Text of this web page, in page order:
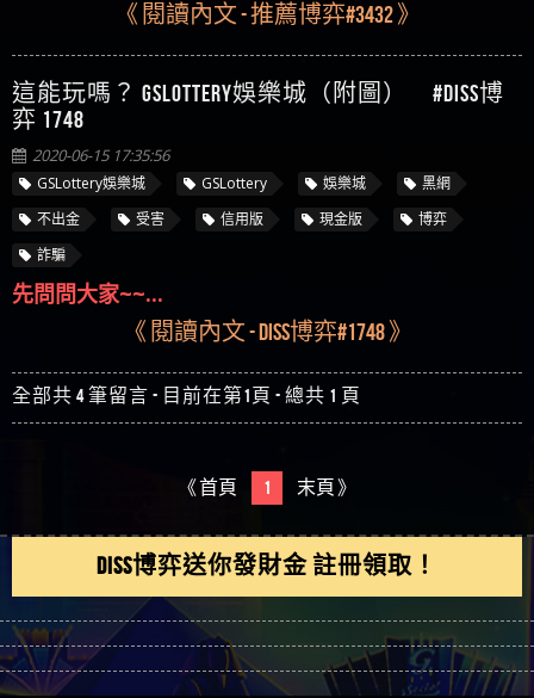
《 閱讀內文 - 推薦博弈#3432 》
這能玩嗎？ GSLottery娛樂城（附圖） #Diss博
弈 1748
2020-06-15 17:35:56
GSLottery娛樂城 GSLottery 娛樂城
黑網
不出金
受害 信用版 現金版
博弈
詐騙
先問問大家~~...
《 閱讀內文 - Diss博弈#1748 》
全部共 4 筆留言 - 目前在第1頁 - 總共 1 頁
《 首頁 1 末頁 》
DISS博弈送你發財金 註冊領取！